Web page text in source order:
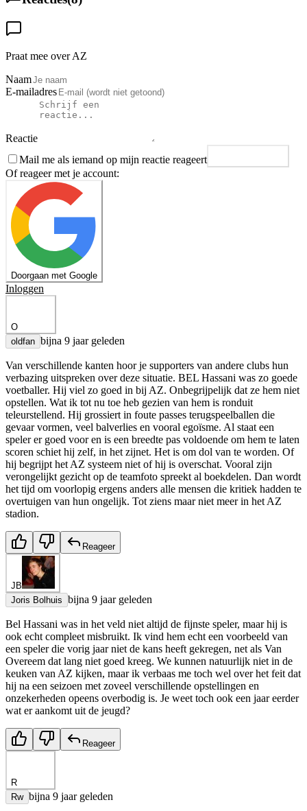
Praat mee over AZ
Naam
E-mailadres
Reactie
Mail me als iemand op mijn reactie reageert
Of reageer met je account:
Doorgaan met Google
Inloggen
O
oldfan bijna 9 jaar geleden
Van verschillende kanten hoor je supporters van andere clubs hun
verbazing uitspreken over deze situatie. BEL Hassani was zo goede
voetballer. Hij viel zo goed in bij AZ. Onbegrijpelijk dat ze hem niet
opstellen. Wat ik tot nu toe heb gezien van hem is ronduit
teleurstellend. Hij grossiert in foute passes terugspeelballen die
gevaar vormen, veel balverlies en vooral egoïsme. Al staat een
speler er goed voor en is een breedte pas voldoende om hem te laten
scoren schiet hij zelf, in het zijnet. Het is om dol van te worden. Of
hij begrijpt het AZ systeem niet of hij is overschat. Vooral zijn
verongelijkt gezicht op de teamfoto spreekt al boekdelen. Dan wordt
het tijd om voorlopig ergens anders alle mensen die kritiek hadden te
overtuigen van hun ongelijk. Tot ziens maar niet meer in het AZ
stadion.
Reageer
JB
Joris Bolhuis bijna 9 jaar geleden
Bel Hassani was in het veld niet altijd de fijnste speler, maar hij is
ook echt compleet misbruikt. Ik vind hem echt een voorbeeld van
een speler die vorig jaar niet de kans heeft gekregen, net als Van
Overeem dat lang niet goed kreeg. We kunnen natuurlijk niet in de
keuken van AZ kijken, maar ik verbaas me toch wel over het feit dat
hij na een seizoen met zoveel verschillende opstellingen en
onzekerheden opeens overbodig is. Je weet toch ook een jaar eerder
wat er aankomt uit de jeugd?
Reageer
R
Rw bijna 9 jaar geleden